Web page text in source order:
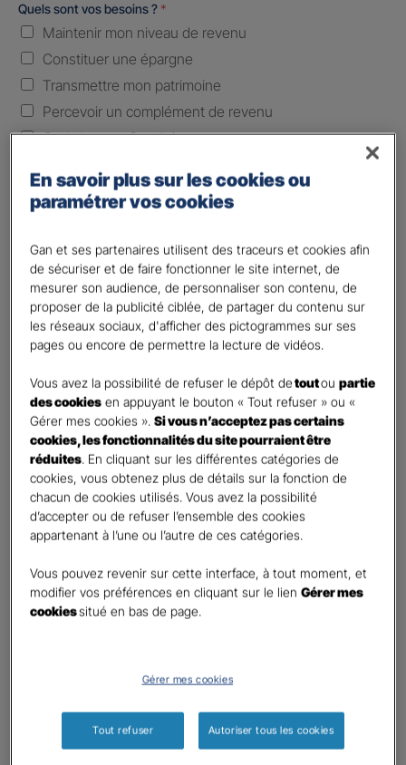
Quels sont vos besoins ? *
Maintenir mon niveau de revenu
Constituer une épargne
Transmettre mon patrimoine
Percevoir un complément de revenu
Optimiser ma fiscalité
Plusieurs choix possibles
Etes-vous déjà client Gan assurances ?*
Oui
Non
Civilité*
Madame
Monsieur
Contact*
First
Votre profession
Profession libérale
Téléphone
United
Informations complémentaires (facultatif)
En savoir plus sur les cookies ou
paramétrer vos cookies
Gan et ses partenaires utilisent des traceurs et cookies afin
de sécuriser et de faire fonctionner le site internet, de
mesurer son audience, de personnaliser son contenu, de
proposer de la publicité ciblée, de partager du contenu sur
les réseaux sociaux, d'afficher des pictogrammes sur ses
pages ou encore de permettre la lecture de vidéos.
Vous avez la possibilité de refuser le dépôt detoutoupartie
des cookies en appuyant le bouton « Tout refuser » ou «
Gérer mes cookies ».Si vous n’acceptez pas certains
cookies, les fonctionnalités du site pourraient être
réduites. En cliquant sur les différentes catégories de
cookies, vous obtenez plus de détails sur la fonction de
chacun de cookies utilisés. Vous avez la possibilité
d’accepter ou de refuser l’ensemble des cookies
appartenant à l’une ou l’autre de ces catégories.
Vous pouvez revenir sur cette interface, à tout moment, et
modifier vos préférences en cliquant sur le lienGérer mes
cookiessitué en bas de page.
Gérer mes cookies
Tout refuser Autoriser tous les cookies